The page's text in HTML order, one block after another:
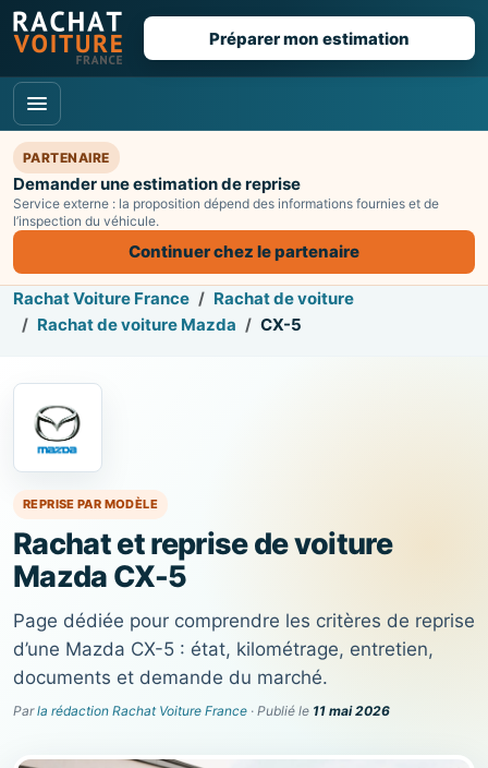
Préparer mon estimation
PARTENAIRE
Demander une estimation de reprise
Service externe : la proposition dépend des informations fournies et de
l’inspection du véhicule.
Continuer chez le partenaire
Rachat Voiture France
Rachat de voiture
Rachat de voiture Mazda
CX-5
REPRISE PAR MODÈLE
Rachat et reprise de voiture
Mazda CX-5
Page dédiée pour comprendre les critères de reprise
d’une Mazda CX-5 : état, kilométrage, entretien,
documents et demande du marché.
Parla rédaction Rachat Voiture France · Publié le 11 mai 2026